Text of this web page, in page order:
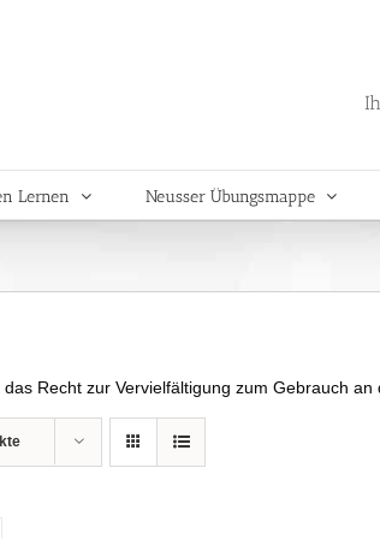
Lernen Neusser Übungsmappe
Recht zur Vervielfältigung zum Gebrauch an